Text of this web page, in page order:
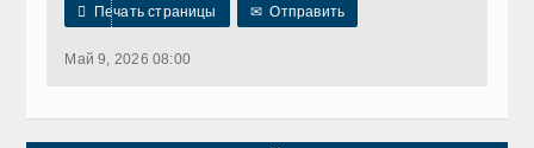
 Печать страницы ✉ Отправить
Май 9, 2026 08:00